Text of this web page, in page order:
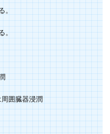
。
。
囲臓器浸潤